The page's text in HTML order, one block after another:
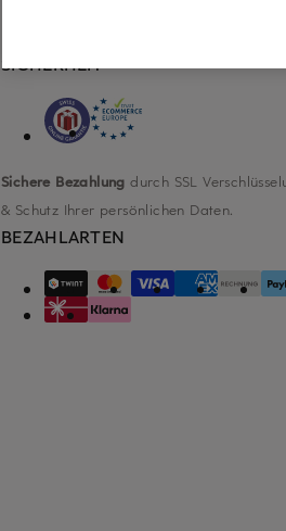
SICHERHEIT
Sichere Bezahlung durch SSL
& Schutz Ihrer persönlichen Daten.
BEZAHLARTEN